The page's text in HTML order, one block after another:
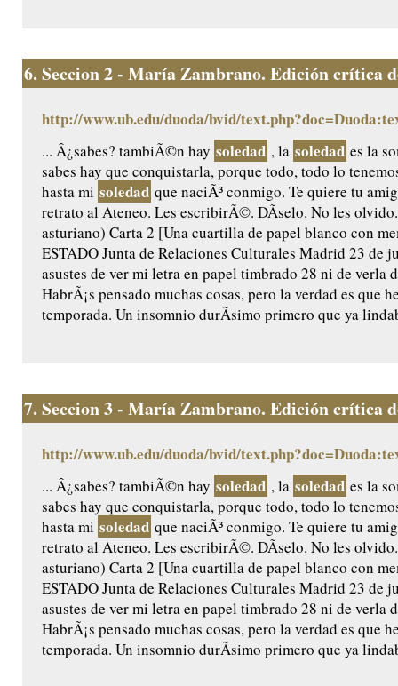
6. Seccion 2 - María Zambrano. Edición crítica
http://www.ub.edu/duoda/bvid/
... Â¿sabes? tambiÃ©n hay soledad , la soledad es la
sabes hay que conquistarla, porque todo, todo lo
hasta mi soledad que naciÃ³ conmigo. Te quiere tu
retrato al Ateneo. Les escribirÃ©. DÃ­selo. No les
asturiano) Carta 2 [Una cuartilla de papel blanco con
ESTADO Junta de Relaciones Culturales Madrid 23 de
asustes de ver mi letra en papel timbrado 28 ni de verla
HabrÃ¡s pensado muchas cosas, pero la verdad es que
temporada. Un insomnio durÃ­simo primero que ya
7. Seccion 3 - María Zambrano. Edición crítica
http://www.ub.edu/duoda/bvid/
... Â¿sabes? tambiÃ©n hay soledad , la soledad es la
sabes hay que conquistarla, porque todo, todo lo
hasta mi soledad que naciÃ³ conmigo. Te quiere tu
retrato al Ateneo. Les escribirÃ©. DÃ­selo. No les
asturiano) Carta 2 [Una cuartilla de papel blanco con
ESTADO Junta de Relaciones Culturales Madrid 23 de
asustes de ver mi letra en papel timbrado 28 ni de verla
HabrÃ¡s pensado muchas cosas, pero la verdad es que
temporada. Un insomnio durÃ­simo primero que ya